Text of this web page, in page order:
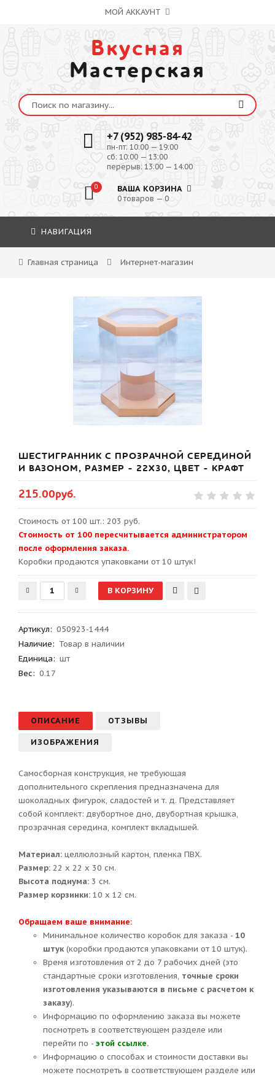
МОЙ АККАУНТ
Вкусная
Мастерская
+7 (952) 985-84-42
пн-пт: 10:00 — 19:00
сб: 10:00 — 13:00
перерыв: 13:00 — 14:00
0 ВАША КОРЗИНА
0 товаров — 0
НАВИГАЦИЯ
Главная страница Интернет-магазин
ШЕСТИГРАННИК С ПРОЗРАЧНОЙ СЕРЕДИНОЙ
И ВАЗОНОМ, РАЗМЕР - 22Х30, ЦВЕТ - КРАФТ
215.00руб.
Стоимость от 100 шт.: 203 руб.
Стоимость от 100 пересчитывается администратором
после оформления заказа.
Kоробки продаются упаковками от 10 штук!
Артикул: 050923-1444
Наличие: Товар в наличии
Единица: шт
Вес: 0.17
ОПИСАНИЕ ОТЗЫВЫ
ИЗОБРАЖЕНИЯ
Самосборная конструкция, не требующая
дополнительного скрепления предназначена для
шоколадных фигурок, сладостей и т. д. Представляет
собой комплект: двубортное дно, двубортная крышка,
прозрачная середина, комплект вкладышей.
Материал: целлюлозный картон, пленка ПВХ.
Размер: 22 х 22 х 30 см.
Высота подиума: 3 см.
Размер корзинки: 10 х 12 см.
Обращаем ваше внимание:
Минимальное количество коробок для заказа - 10
штук(коробки продаются упаковками от 10 штук).
Время изготовления от 2 до 7 рабочих дней (это
стандартные сроки изготовления, точные сроки
изготовления указываются в письме с расчетом к
заказу).
Информацию по оформлению заказа вы можете
посмотреть в соответствующем разделе или
перейти по - этой ссылке.
Информацию о способах и стоимости доставки вы
можете посмотреть в соответствующем разделе или